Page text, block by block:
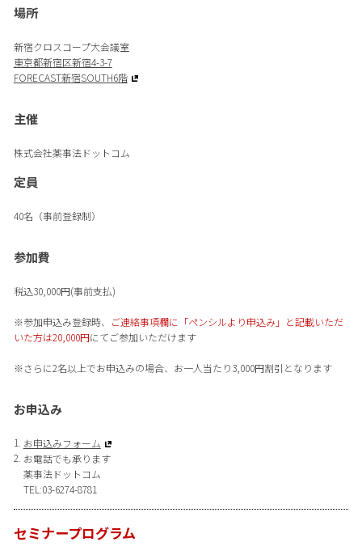
場所
新宿クロスコープ大会議室
東京都新宿区新宿4-3-7
FORECAST新宿SOUTH6階
主催
株式会社薬事法ドットコム
定員
40名（事前登録制）
参加費
税込30,000円(事前支払)
※参加申込み登録時、
ご連絡事項欄に「ペンシルより申込み」と記載いただ
いた方は20,000円にてご参加いただけます
※さらに2名以上でお申込みの場合、お一人当たり3,000円割引となります
お申込み
お申込みフォーム
お電話でも承ります
薬事法ドットコム
TEL:03-6274-8781
セミナープログラム